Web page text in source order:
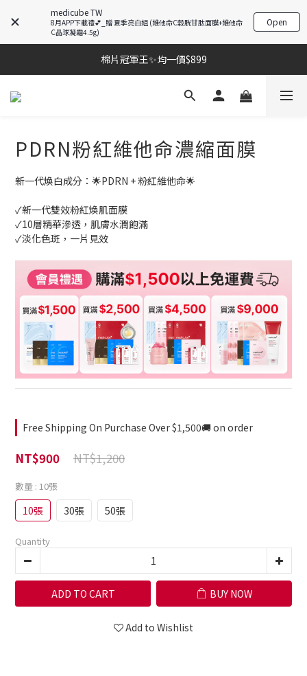
medicube TW
8月APP下載禮💕_贈 夏季亮白組 (維他命C穀胱甘肽面膜+維他命
C晶球凝霜4.5g)
Open
棉片冠軍王✨均一價$899
夏季深層清潔必備🫧張員瑛洗臉機
加入LINE好友💚即享免運🛒
PDRN粉紅維他命濃縮面膜
新一代煥白成分：🌟PDRN + 粉紅維他命🌟
✓新一代雙效粉紅煥肌面膜
✓10層精華滲透，肌膚水潤飽滿
✓淡化色斑，一片見效
Free Shipping On Purchase Over $1,500🚚 on order
NT$1,200
NT$900
數量 : 10張
10張 30張 50張
Quantity
ADD TO CART BUY NOW
Add to Wishlist